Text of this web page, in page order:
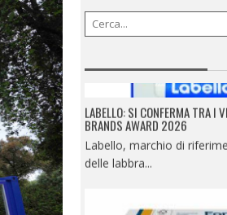
BRANDS AWARD 2026
Labello, marchio di
delle labbra...